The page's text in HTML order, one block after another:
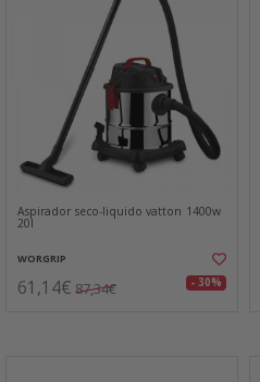
Aspirador seco-liquido vatton 1400w
20l
WORGRIP
61,14€ 87,34€ - 30%